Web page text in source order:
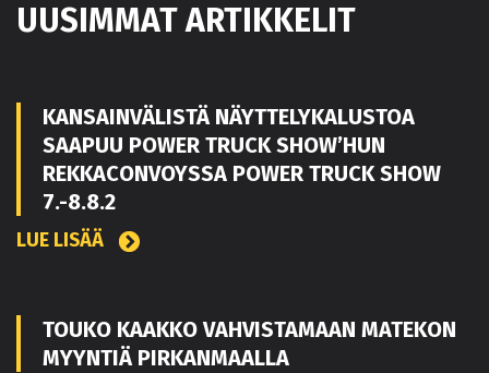
UUSIMMAT ARTIKKELIT
KANSAINVÄLISTÄ NÄYTTELYKALUSTOA
SAAPUU POWER TRUCK SHOW’HUN
REKKACONVOYSSA POWER TRUCK SHOW
7.-8.8.2
LUE LISÄÄ
TOUKO KAAKKO VAHVISTAMAAN MATEKON
MYYNTIÄ PIRKANMAALLA